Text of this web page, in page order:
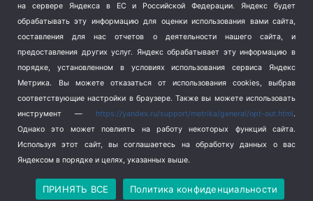
Экология (8)
Экономика (1172)
Copyright © 2026
Политика конфиденциальности
на сервере Яндекса в ЕС и Российской Федерации. Яндекс будет
обрабатывать эту информацию для оценки использования вами сайта,
составления для нас отчетов о деятельности нашего сайта, и
предоставления других услуг. Яндекс обрабатывает эту информацию в
порядке, установленном в условиях использования сервиса Яндекс
Метрика.
Вы можете отказаться от использования cookies, выбрав
соответствующие настройки в браузере. Также вы можете использовать
инструмент — https://yandex.ru/support/metrika/general/opt-out.html.
Однако это может повлиять на работу некоторых функций сайта.
Используя этот сайт, вы соглашаетесь на обработку данных о вас
Яндексом в порядке и целях, указанных выше.
ПРИНЯТЬ ВСЕ Политика конфиденциальности